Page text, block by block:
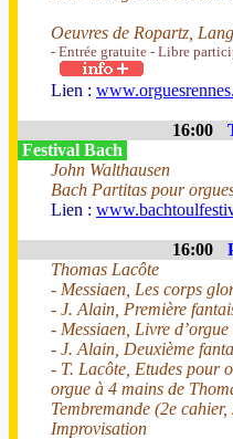
Oeuvres de Ropartz,
- Entrée gratuite - Libre
Lien :
16:00
Festival Bach
John Walthausen
Bach Partitas pour
Lien :
16:00
Thomas Lacôte
- Messiaen, Les corps
- J. Alain, Première
- Messiaen, Livre
- J. Alain, Deuxième
- T. Lacôte, Etudes pour
orgue à 4 mains de
Tembremande (2e cahier,
Improvisation